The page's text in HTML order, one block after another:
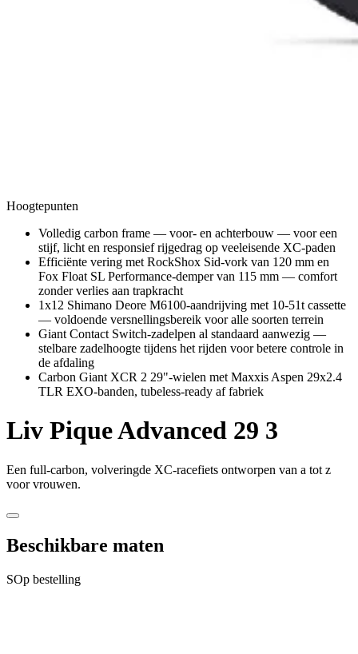
Hoogtepunten
Volledig carbon frame — voor- en achterbouw — voor een
stijf, licht en responsief rijgedrag op veeleisende XC-paden
Efficiënte vering met RockShox Sid-vork van 120 mm en
Fox Float SL Performance-demper van 115 mm — comfort
zonder verlies aan trapkracht
1x12 Shimano Deore M6100-aandrijving met 10-51t cassette
— voldoende versnellingsbereik voor alle soorten terrein
Giant Contact Switch-zadelpen al standaard aanwezig —
stelbare zadelhoogte tijdens het rijden voor betere controle in
de afdaling
Carbon Giant XCR 2 29"-wielen met Maxxis Aspen 29x2.4
TLR EXO-banden, tubeless-ready af fabriek
Liv Pique Advanced 29 3
Een full-carbon, volveringde XC-racefiets ontworpen van a tot z
voor vrouwen.
Beschikbare maten
SOp bestelling